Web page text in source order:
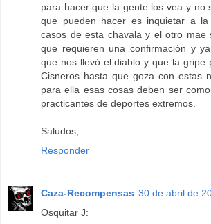
para hacer que la gente los vea y no
que pueden hacer es inquietar a
casos de esta chavala y el otro mae
que requieren una confirmación y
que nos llevó el diablo y que la gripe
Cisneros hasta que goza con estas
para ella esas cosas deben ser
practicantes de deportes extremos.
Saludos,
Responder
Caza-Recompensas 30 de abril de
Osquitar J: